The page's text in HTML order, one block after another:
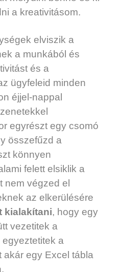
a kreativitásom.
elviszik a
a munkából és
és a
ügyfeleid minden
éjjel-nappal
egyrészt egy csomó
összefűzd a
könnyen
felett elsiklik a
nem végzed el
az elkerülésére
kialakítani, hogy egy
vezetitek a
a
akár egy Excel tábla